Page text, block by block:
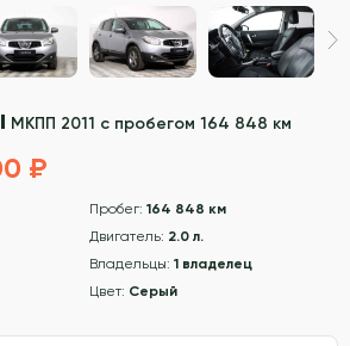
МКПП 2011 с пробегом 164 848 км
₽
Пробег: 164 848 км
Двигатель: 2.0 л.
Владельцы: 1 владелец
Цвет: Серый